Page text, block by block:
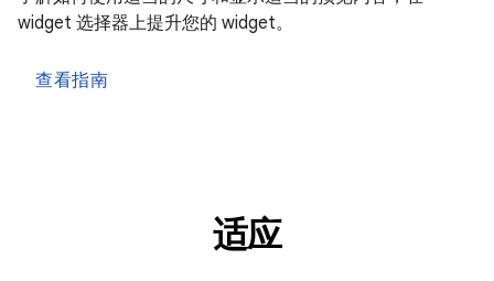
widget 选择器上提升您的 widget。
查看指南
适应